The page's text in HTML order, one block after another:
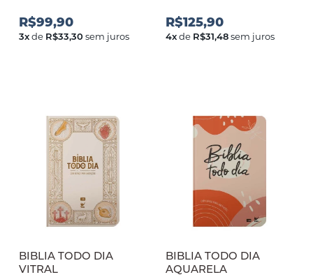
R$99,90
3xde R$33,30sem juros
R$125,90
4xde R$31,48sem juros
BIBLIA TODO DIA
VITRAL
BIBLIA TODO DIA
AQUARELA